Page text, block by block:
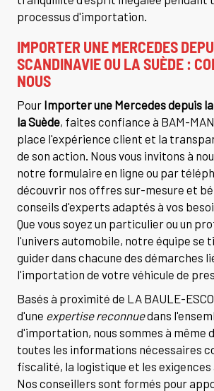
processus d'importation.
IMPORTER UNE MERCEDES
SCANDINAVIE OU LA SUÈDE:
NOUS
Pour Importer une Mercedes depuis
la Suède, faites confiance à BAM-
place l'expérience client et la
de son action. Nous vous invitons à
notre formulaire en ligne ou par
découvrir nos offres sur-mesure et
conseils d'experts adaptés à vos
Que vous soyez un particulier ou un
l'univers automobile, notre équipe se
guider dans chacune des démarches
l'importation de votre véhicule de
Basés à proximité de LA BAULE-
d'une expertise reconnuedans
d'importation, nous sommes à même
toutes les informations nécessaires
fiscalité, la logistique et les
Nos conseillers sont formés pour